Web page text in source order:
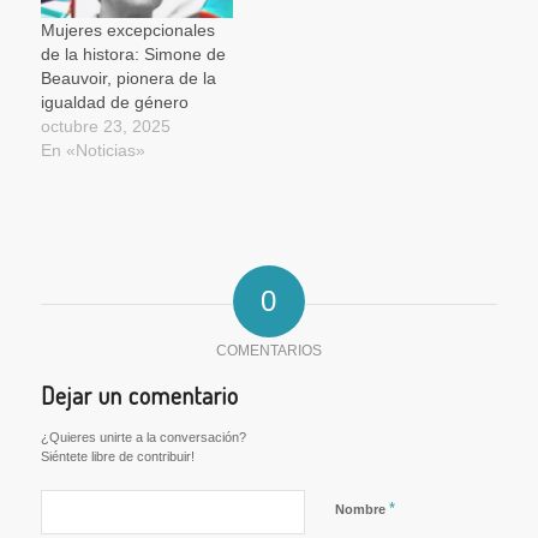
Mujeres excepcionales
de la histora: Simone de
Beauvoir, pionera de la
igualdad de género
octubre 23, 2025
En «Noticias»
0
COMENTARIOS
Dejar un comentario
¿Quieres unirte a la conversación?
Siéntete libre de contribuir!
Nombre *